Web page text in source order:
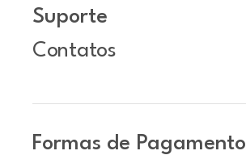
Suporte
Contatos
Formas de Pagamento